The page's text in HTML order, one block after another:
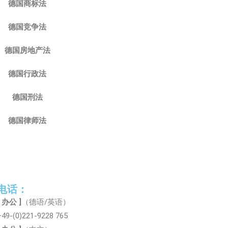
德国商标法
德国竞争法
德国房地产法
德国行政法
德国刑法
德国律师法
话：
公 ]
（德语/英语）
(0)221-9228 765